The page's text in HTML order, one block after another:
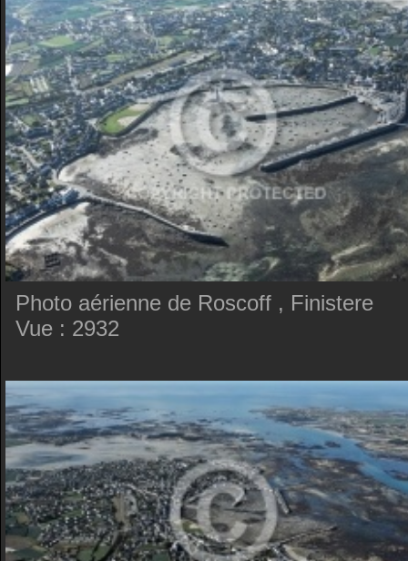
Photo aérienne de Roscoff , Finistere
Vue : 2932